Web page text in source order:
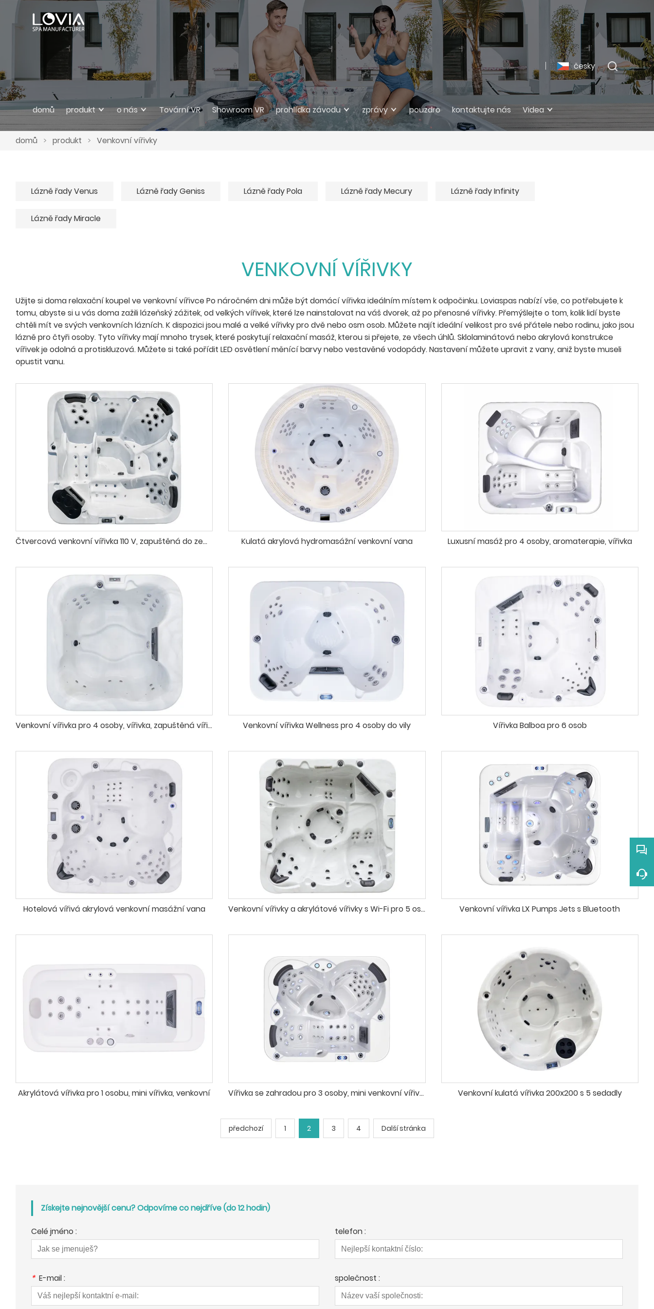
česky
domů produkt o nás Tovární VR Showroom VR prohlídka závodu zprávy pouzdro kontaktujte nás Videa
domů > produkt > Venkovní vířivky
Lázně řady Venus Lázně řady Geniss Lázně řady Pola Lázně řady Mecury Lázně řady Infinity
Lázně řady Miracle
VENKOVNÍ VÍŘIVKY
Užijte si doma relaxační koupel ve venkovní vířivce Po náročném dni může být domácí vířivka ideálním místem k odpočinku. Loviaspas nabízí vše, co potřebujete k
tomu, abyste si u vás doma zažili lázeňský zážitek, od velkých vířivek, které lze nainstalovat na váš dvorek, až po přenosné vířivky. Přemýšlejte o tom, kolik lidí byste
chtěli mít ve svých venkovních lázních. K dispozici jsou malé a velké vířivky pro dvě nebo osm osob. Můžete najít ideální velikost pro své přátele nebo rodinu, jako jsou
lázně pro čtyři osoby. Tyto vířivky mají mnoho trysek, které poskytují relaxační masáž, kterou si přejete, ze všech úhlů. Sklolaminátová nebo akrylová konstrukce
vířivek je odolná a protiskluzová. Můžete si také pořídit LED osvětlení měnící barvy nebo vestavěné vodopády. Nastavení můžete upravit z vany, aniž byste museli
opustit vanu.
Čtvercová venkovní vířivka 110 V, zapuštěná do země Kulatá akrylová hydromasážní venkovní vana Luxusní masáž pro 4 osoby, aromaterapie, vířivka
Venkovní vířivka pro 4 osoby, vířivka, zapuštěná vířivka Venkovní vířivka Wellness pro 4 osoby do vily Vířivka Balboa pro 6 osob
Hotelová vířivá akrylová venkovní masážní vana Venkovní vířivky a akrylátové vířivky s Wi-Fi pro 5 osob Venkovní vířivka LX Pumps Jets s Bluetooth
Akrylátová vířivka pro 1 osobu, mini vířivka, venkovní Vířivka se zahradou pro 3 osoby, mini venkovní vířivka Venkovní kulatá vířivka 200x200 s 5 sedadly
předchozí 1 2 3 4 Další stránka
Získejte nejnovější cenu? Odpovíme co nejdříve (do 12 hodin)
Celé jméno : telefon :
* E-mail : společnost :